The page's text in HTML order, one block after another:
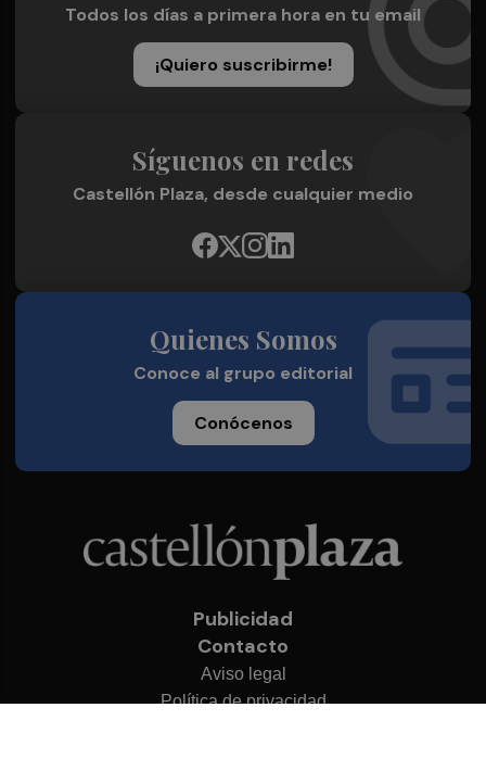
Todos los días a primera hora en tu email
¡Quiero suscribirme!
Síguenos en redes
Castellón Plaza, desde cualquier medio
Quienes Somos
Conoce al grupo editorial
Conócenos
Publicidad
Contacto
Aviso legal
Política de privacidad